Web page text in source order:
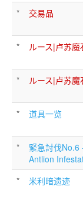
*
交易品
*
ルース|卢苏魔
*
ルース|卢苏魔
*
道具一览
*
緊急討伐No.6
Antlion
*
米利暗遗迹